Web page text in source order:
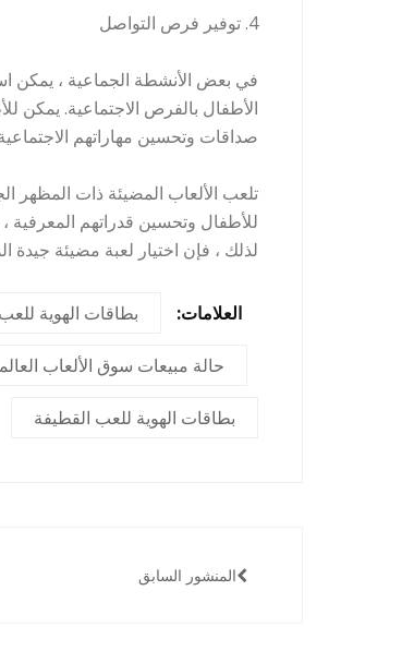
4. توفير فرص التواصل
في بعض الأنشطة الجماعية ، يمكن
الأطفال بالفرص الاجتماعية. يمكن
صداقات وتحسين مهاراتهم
تلعب الألعاب المضيئة ذات المظهر
للأطفال وتحسين قدراتهم المعرفية
لذلك ، فإن اختيار لعبة مضيئة جيدة
العلامات: بطاقات الهوية
حالة مبيعات سوق الألعاب
بطاقات الهوية للعب القطيفة
المنشور السابق